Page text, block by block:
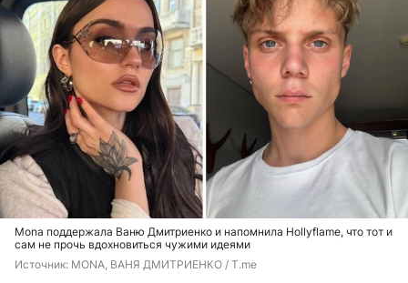
Mona поддержала Ваню Дмитриенко и напомнила Hollyflame, что тот и
сам не прочь вдохновиться чужими идеями
Источник: MONA, ВАНЯ ДМИТРИЕНКО / T.me